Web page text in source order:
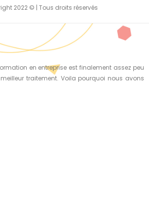
2022 © | Tous droits réservés
en entreprise est finalement assez peu
traitement. Voila pourquoi nous avons